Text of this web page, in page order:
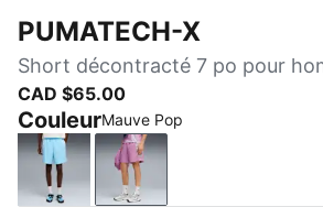
PUMATECH-X
Short décontracté 7 po pour
CAD $65.00
CouleurMauve Pop
Vibrant BlueMauve Pop